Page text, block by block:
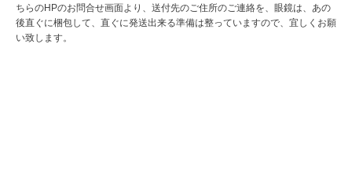
ちらのHPのお問合せ画面より、送付先のご住所のご連絡を、眼鏡は、あの
後直ぐに梱包して、直ぐに発送出来る準備は整っていますので、宜しくお願
い致します。